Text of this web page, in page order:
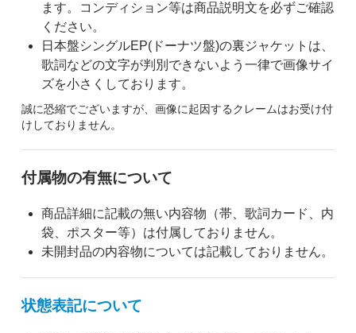
ます。コンディション等は商品説明文を必ずご確認
ください。
日本盤シングルEP(ドーナツ盤)の裏ジャケットは、
歌詞などの文字が判別できないよう一律で画像サイ
ズを小さくしております。
誠に恐縮でございますが、画像に起因するクレームはお受け付
けしておりません。
付属物の有無について
商品詳細に記載の無い内容物（帯、歌詞カード、内
袋、ポスター等）は付属しておりません。
未開封品の内容物については記載しておりません。
状態表記について